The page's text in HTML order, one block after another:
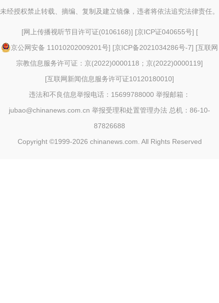
未经授权禁止转载、摘编、复制及建立镜像，违者将依法追究法律责任。
[网上传播视听节目许可证(0106168)] [京ICP证040655号] [
京公网安备 11010202009201号] [京ICP备2021034286号-7] [互联网
宗教信息服务许可证：京(2022)0000118；京(2022)0000119]
[互联网新闻信息服务许可证10120180010]
违法和不良信息举报电话：15699788000 举报邮箱：
jubao@chinanews.com.cn 举报受理和处置管理办法 总机：86-10-
87826688
Copyright ©1999-2026 chinanews.com. All Rights Reserved